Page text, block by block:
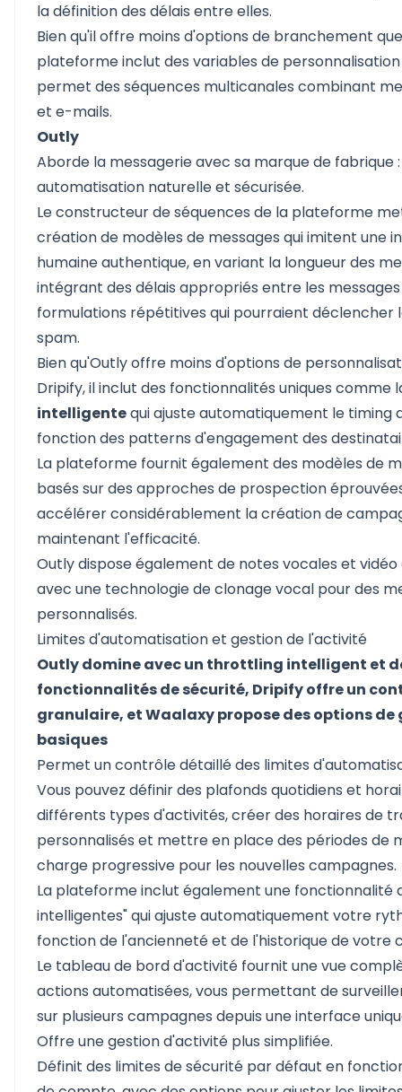
la définition des délais entre elles.
Bien qu'il offre moins d'options de branchement
plateforme inclut des variables de
permet des séquences multicanales combinant
et e-mails.
Outly
Aborde la messagerie avec sa marque de fabrique
automatisation naturelle et sécurisée.
Le constructeur de séquences de la plateforme
création de modèles de messages qui imitent une
humaine authentique, en variant la longueur des
intégrant des délais appropriés entre les
formulations répétitives qui pourraient déclencher
spam.
Bien qu'Outly offre moins d'options de
Dripify, il inclut des fonctionnalités uniques comme
intelligentequi ajuste automatiquement le timing
fonction des patterns d'engagement des
La plateforme fournit également des modèles de
basés sur des approches de prospection
accélérer considérablement la création de
maintenant l'efficacité.
Outly dispose également de notes vocales et
avec une technologie de clonage vocal pour des
personnalisés.
Limites d'automatisation et gestion de l'activité
Outly domine avec un throttling intelligent et
fonctionnalités de sécurité, Dripify offre un
granulaire, et Waalaxy propose des options de
basiques
Permet un contrôle détaillé des limites
Vous pouvez définir des plafonds quotidiens et
différents types d'activités, créer des horaires de
personnalisés et mettre en place des périodes de
charge progressive pour les nouvelles campagnes.
La plateforme inclut également une fonctionnalité
intelligentes" qui ajuste automatiquement votre
fonction de l'ancienneté et de l'historique de votre
Le tableau de bord d'activité fournit une vue
actions automatisées, vous permettant de
sur plusieurs campagnes depuis une interface
Offre une gestion d'activité plus simplifiée.
Définit des limites de sécurité par défaut en